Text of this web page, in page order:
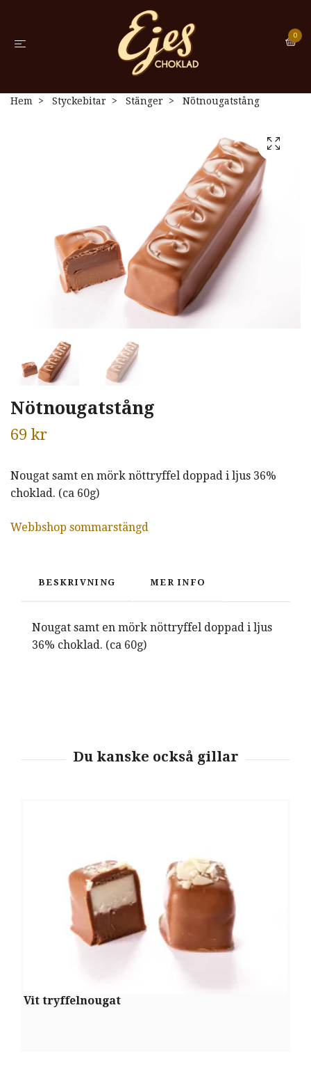
0
Hem Styckebitar Stänger Nötnougatstång
Nötnougatstång
69 kr
Nougat samt en mörk nöttryffel doppad i ljus 36%
choklad. (ca 60g)
Webbshop sommarstängd
BESKRIVNING MER INFO
Nougat samt en mörk nöttryffel doppad i ljus
36% choklad. (ca 60g)
Vit tryffelnougat